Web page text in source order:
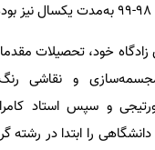
سیاست خارجی
خود، تحصیلات
و نقاشی
و سپس استاد
را ابتدا در رشته